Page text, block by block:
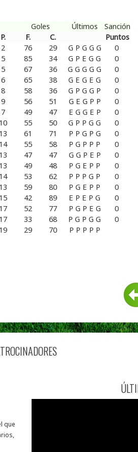
Goles Últimos
Sanción
P. F. C.
Puntos
2 76 29 G P G G G
0
5 85 34 G P E G G
0
5 67 36 G G G G G
0
6 65 38 G E G E G
0
8 58 36 G P G G P
0
9 56 51 G E G P P
0
7 49 47 E G G E P
0
10 55 50 G P P G G
0
13 61 71 P P G P G
0
14 55 58 P G P P P
0
13 47 47 G G P E P
0
13 49 48 P G E P P
0
14 53 62 P P P G P
0
13 59 80 P G E P P
0
15 42 89 E P E P G
0
17 52 77 P G P E G
0
17 33 68 P G P G G
0
19 29 70 P P P P P
que